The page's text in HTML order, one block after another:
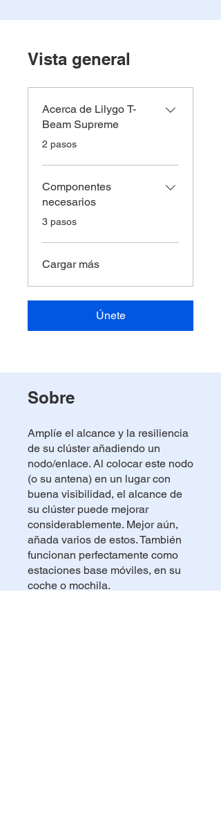
Vista general
Acerca de Lilygo T-
Beam Supreme
.2 pasos
Componentes
necesarios
.3 pasos
Cargar más
Únete
Sobre
Amplíe el alcance y la resiliencia
de su clúster añadiendo un
nodo/enlace. Al colocar este nodo
(o su antena) en un lugar con
buena visibilidad, el alcance de
su clúster puede mejorar
considerablemente. Mejor aún,
añada varios de estos. También
funcionan perfectamente como
estaciones base móviles, en su
coche o mochila.